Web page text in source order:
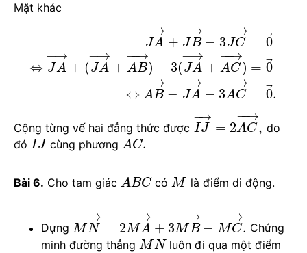
Mặt khác
JA
−→
+ JB
−→
− 3JC
−→
⇔ JA
−→
+ (JA
−→
+ AB
−→
−
) − 3(JA
−→
+ AC
−→
−
)
⇔ AB
−→
−
− JA
−→
− 3AC
−→
−
= 0⃗
= 0⃗
= 0⃗.
Cộng từng vế hai đẳng thức được IJ
−→
= 2AC
−→
−
, do
đó IJ cùng phươngAC.
Bài 6. Cho tam giác ABC cóM là điểm di động.
Dựng MN
− →
−
= 2MA
−→
−
+ 3MB
−→
−
− MC
−→
−
. Chứng
minh đường thẳng MNluôn đi qua một điểm